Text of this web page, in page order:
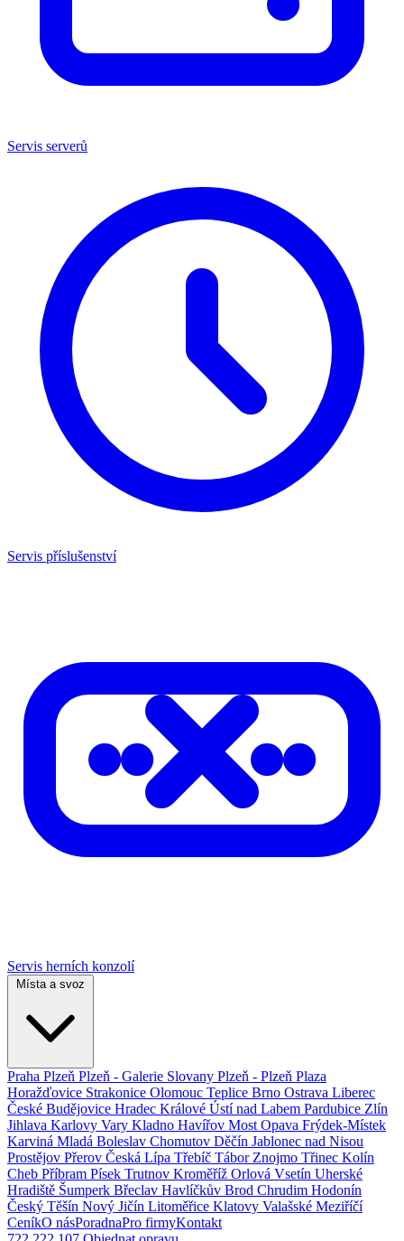
Servis serverů
Servis příslušenství
Servis herních konzolí
Místa a svoz
Praha Plzeň Plzeň - Galerie Slovany Plzeň - Plzeň Plaza
Horažďovice Strakonice Olomouc Teplice Brno Ostrava Liberec
České Budějovice Hradec Králové Ústí nad Labem Pardubice Zlín
Jihlava Karlovy Vary Kladno Havířov Most Opava Frýdek-Místek
Karviná Mladá Boleslav Chomutov Děčín Jablonec nad Nisou
Prostějov Přerov Česká Lípa Třebíč Tábor Znojmo Třinec Kolín
Cheb Příbram Písek Trutnov Kroměříž Orlová Vsetín Uherské
Hradiště Šumperk Břeclav Havlíčkův Brod Chrudim Hodonín
Český Těšín Nový Jičín Litoměřice Klatovy Valašské Meziříčí
CeníkO násPoradnaPro firmyKontakt